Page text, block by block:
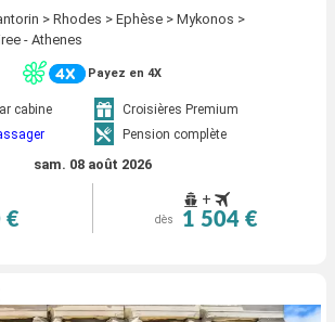
> Rhodes > Ephèse > Mykonos >
- Athenes
Payez en 4X
cabine
Croisières Premium
Pension complète
sam. 08 août 2026
€
+
dès 1 504 €